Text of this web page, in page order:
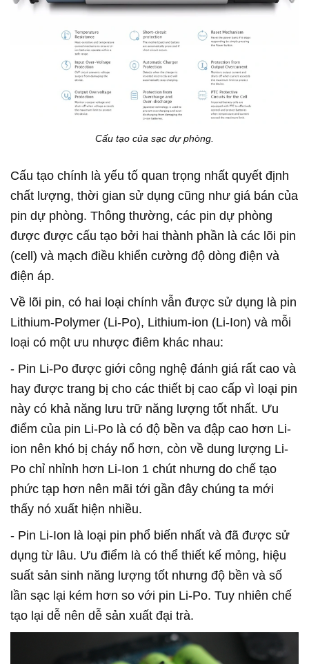
Cấu tạo của sạc dự phòng.
Cấu tạo chính là yếu tố quan trọng nhất quyết định
chất lượng, thời gian sử dụng cũng như giá bán của
pin dự phòng. Thông thường, các pin dự phòng
được được cấu tạo bởi hai thành phần là các lõi pin
(cell) và mạch điều khiển cường độ dòng điện và
điện áp.
Về lõi pin, có hai loại chính vẫn được sử dụng là pin
Lithium-Polymer (Li-Po), Lithium-ion (Li-Ion) và mỗi
loại có một ưu nhược điêm khác nhau:
- Pin Li-Po được giới công nghệ đánh giá rất cao và
hay được trang bị cho các thiết bị cao cấp vì loại pin
này có khả năng lưu trữ năng lượng tốt nhất. Ưu
điểm của pin Li-Po là có độ bền va đập cao hơn Li-
ion nên khó bị cháy nổ hơn, còn về dung lượng Li-
Po chỉ nhỉnh hơn Li-Ion 1 chút nhưng do chế tạo
phức tạp hơn nên mãi tới gần đây chúng ta mới
thấy nó xuất hiện nhiều.
- Pin Li-Ion là loại pin phổ biến nhất và đã được sử
dụng từ lâu. Ưu điểm là có thể thiết kế mỏng, hiệu
suất sản sinh năng lượng tốt nhưng độ bền và số
lần sạc lại kém hơn so với pin Li-Po. Tuy nhiên chế
tạo lại dễ nên dễ sản xuất đại trà.